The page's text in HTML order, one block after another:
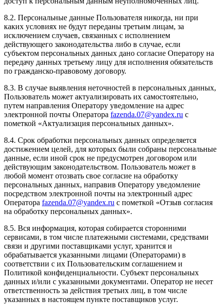
8.2. Персональные данные Пользователя никогда, ни при
каких условиях не будут переданы третьим лицам, за
исключением случаев, связанных с исполнением
действующего законодательства либо в случае, если
субъектом персональных данных дано согласие Оператору на
передачу данных третьему лицу для исполнения обязательств
по гражданско-правовому договору.
8.3. В случае выявления неточностей в персональных данных,
Пользователь может актуализировать их самостоятельно,
путем направления Оператору уведомление на адрес
электронной почты Оператора fazenda.07@yandex.ru с
пометкой «Актуализация персональных данных».
8.4. Срок обработки персональных данных определяется
достижением целей, для которых были собраны персональные
данные, если иной срок не предусмотрен договором или
действующим законодательством. Пользователь может в
любой момент отозвать свое согласие на обработку
персональных данных, направив Оператору уведомление
посредством электронной почты на электронный адрес
Оператора fazenda.07@yandex.ru с пометкой «Отзыв согласия
на обработку персональных данных».
8.5. Вся информация, которая собирается сторонними
сервисами, в том числе платежными системами, средствами
связи и другими поставщиками услуг, хранится и
обрабатывается указанными лицами (Операторами) в
соответствии с их Пользовательским соглашением и
Политикой конфиденциальности. Субъект персональных
данных и/или с указанными документами. Оператор не несет
ответственность за действия третьих лиц, в том числе
указанных в настоящем пункте поставщиков услуг.